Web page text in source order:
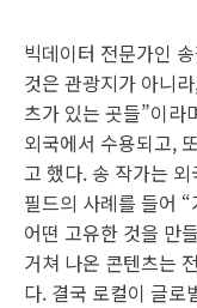
빅데이터 전문가인
것은 관광지가 아니
츠가 있는 곳들”이라
외국에서 수용되고,
고 했다. 송 작가는
필드의 사례를 들어
어떤 고유한 것을 만
거쳐 나온 콘텐츠는
다. 결국 로컬이 글로